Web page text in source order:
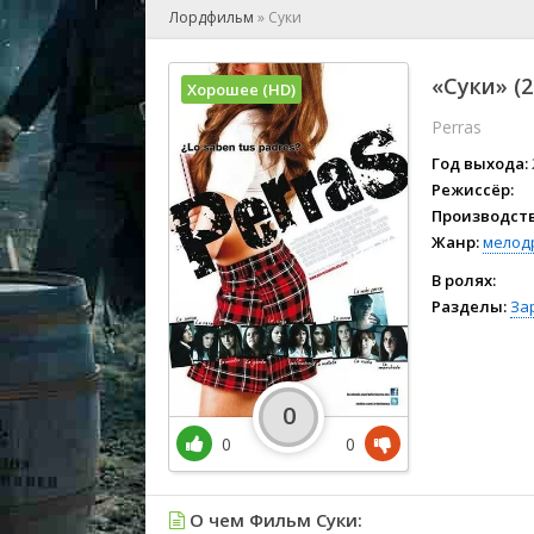
🕺 Мюзикл
👨‍💻
🎤 Ток-
🧙‍♀️
🏅
Лордфильм » Суки
«Суки»
Perras
Год выхода:
Режиссёр:
Жанр:
В ролях:
Разделы:
Хорошее (HD)
0
0
0
О чем Фильм Суки: